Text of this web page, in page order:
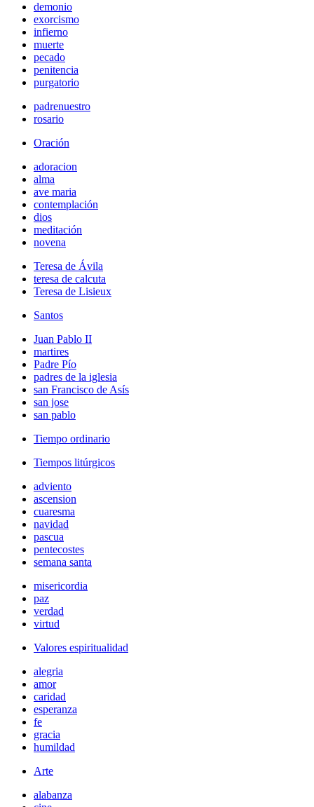
demonio
exorcismo
infierno
muerte
pecado
penitencia
purgatorio
padrenuestro
rosario
Oración
adoracion
alma
ave maria
contemplación
dios
meditación
novena
Teresa de Ávila
teresa de calcuta
Teresa de Lisieux
Santos
Juan Pablo II
martires
Padre Pío
padres de la iglesia
san Francisco de Asís
san jose
san pablo
Tiempo ordinario
Tiempos litúrgicos
adviento
ascension
cuaresma
navidad
pascua
pentecostes
semana santa
misericordia
paz
verdad
virtud
Valores espiritualidad
alegria
amor
caridad
esperanza
fe
gracia
humildad
Arte
alabanza